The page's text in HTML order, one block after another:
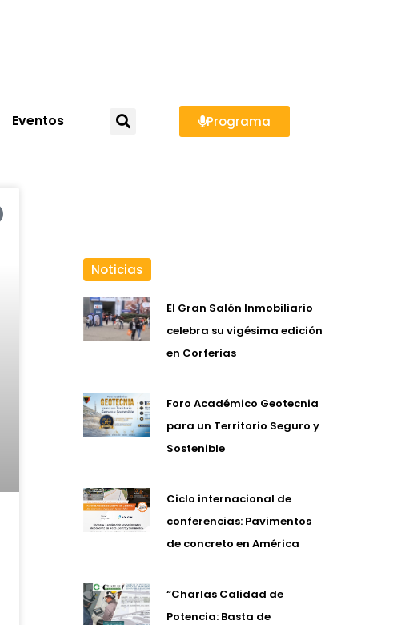
Eventos Programa
Noticias
El Gran Salón Inmobiliario
celebra su vigésima edición
en Corferias
Foro Académico Geotecnia
para un Territorio Seguro y
Sostenible
Ciclo internacional de
conferencias: Pavimentos
de concreto en América
“Charlas Calidad de
Potencia: Basta de